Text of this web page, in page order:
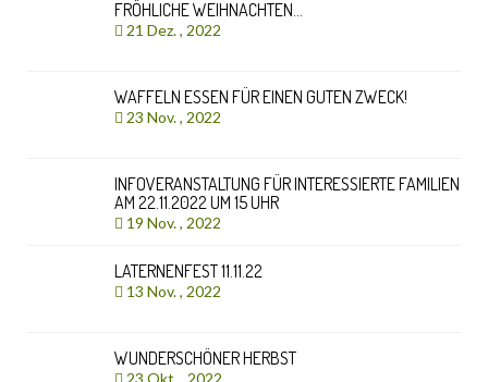
FRÖHLICHE WEIHNACHTEN…
21 Dez. , 2022
WAFFELN ESSEN FÜR EINEN GUTEN ZWECK!
23 Nov. , 2022
INFOVERANSTALTUNG FÜR INTERESSIERTE FAMILIEN
AM 22.11.2022 UM 15 UHR
19 Nov. , 2022
LATERNENFEST 11.11.22
13 Nov. , 2022
WUNDERSCHÖNER HERBST
23 Okt. , 2022